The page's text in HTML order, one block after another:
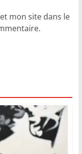
mon site dans le